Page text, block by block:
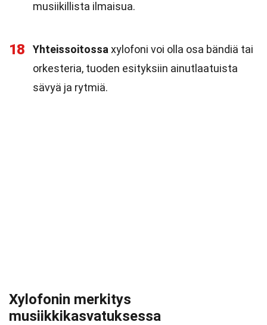
musiikillista ilmaisua.
18 Yhteissoitossa xylofoni voi olla osa bändiä tai
orkesteria, tuoden esityksiin ainutlaatuista
sävyä ja rytmiä.
Xylofonin merkitys
musiikkikasvatuksessa